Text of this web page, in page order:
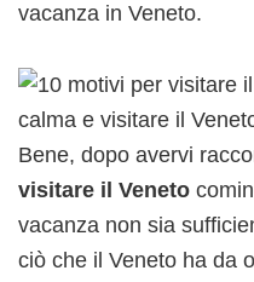
vacanza in Veneto.
Bene, dopo avervi
visitare il Veneto
vacanza non sia
ciò che il Veneto ha da